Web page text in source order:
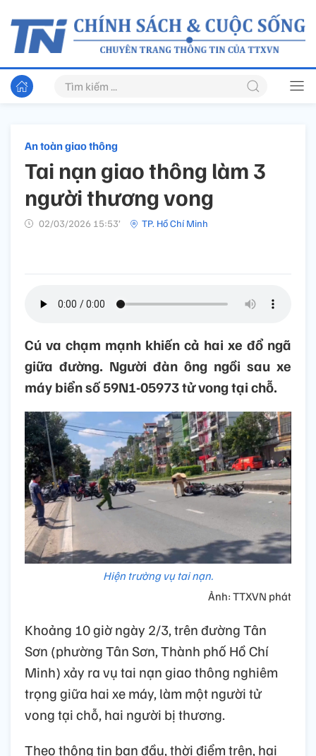
An toàn giao thông
Tai nạn giao thông làm 3
người thương vong
02/03/2026 15:53’ TP. Hồ Chí Minh
Cú va chạm mạnh khiến cả hai xe đổ ngã
giữa đường. Người đàn ông ngồi sau xe
máy biển số 59N1-05973 tử vong tại chỗ.
Hiện trường vụ tai nạn.
Ảnh: TTXVN phát
Khoảng 10 giờ ngày 2/3, trên đường Tân
Sơn (phường Tân Sơn, Thành phố Hồ Chí
Minh) xảy ra vụ tai nạn giao thông nghiêm
trọng giữa hai xe máy, làm một người tử
vong tại chỗ, hai người bị thương.
Theo thông tin ban đầu, thời điểm trên, hai